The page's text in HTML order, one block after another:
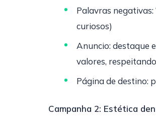
Palavras negativas:
curiosos)
Anuncio: destaque
valores,
Página de destino:
Campanha 2: Estética